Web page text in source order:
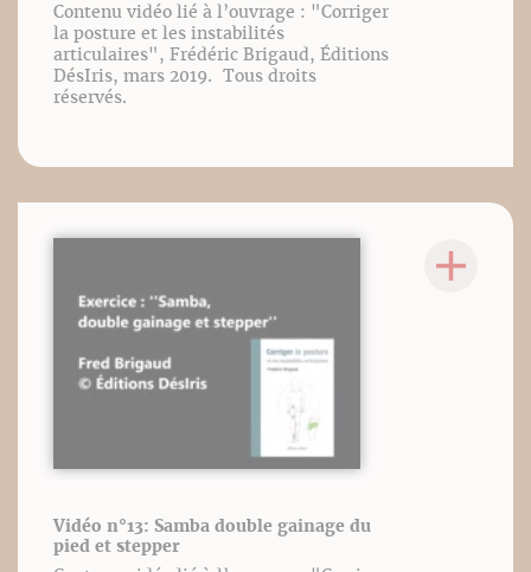
Contenu vidéo lié à l’ouvrage : "Corriger
la posture et les instabilités
articulaires", Frédéric Brigaud, Éditions
DésIris, mars 2019. Tous droits
réservés.
Vidéo n°13: Samba double gainage du
pied et stepper